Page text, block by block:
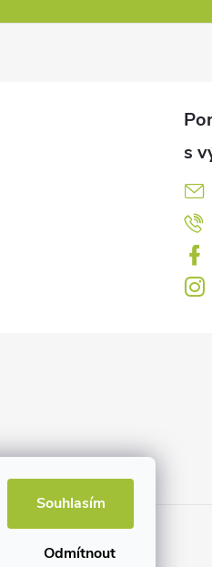
Souhlasím
Odmítnout